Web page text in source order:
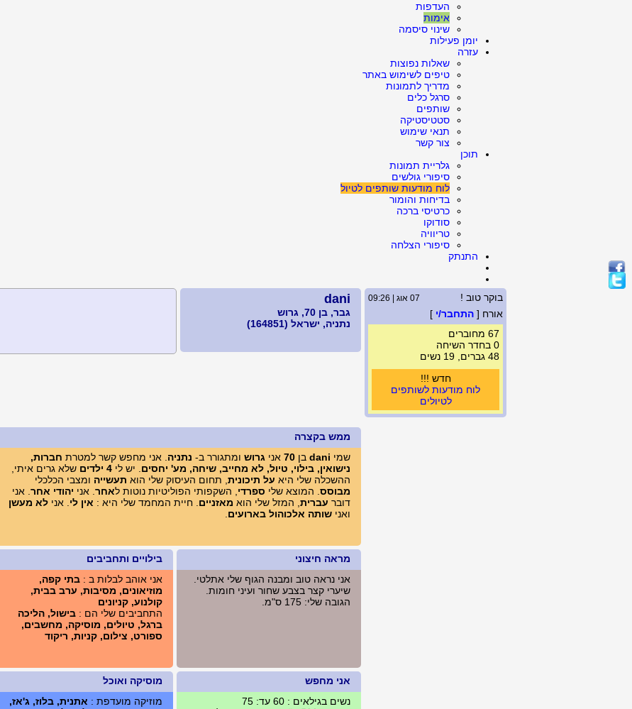
העדפות
אימות
שינוי סיסמה
יומן פעילות
עזרה
שאלות נפוצות
טיפים לשימוש באתר
מדריך לתמונות
סרגל כלים
שותפים
סטטיסטיקה
תנאי שימוש
צור קשר
תוכן
גלריית תמונות
סיפורי גולשים
לוח מודעות שותפים לטיול
בדיחות והומור
כרטיסי ברכה
סודוקו
טריוויה
סיפורי הצלחה
התנתק
בוקר טוב ! 07 אוג | 09:26
אורח [ התחבר/י ]
67 מחוברים
0 בחדר השיחה
48 גברים, 19 נשים
חדש !!!
לוח מודעות לשותפים
לטיולים
dani
גבר, בן 70, גרוש
נתניה, ישראל (164851)
ממש בקצרה
שמי dani בן 70 אני גרוש ומתגורר ב- נתניה . אני מחפש קשר למטרת חברות,
נישואין, בילוי, טיול, לא מחייב, שיחה, מע' יחסים . יש לי 4 ילדים
שלא גרים איתי,
ההשכלה שלי היא על תיכונית , תחום העיסוק שלי הוא תעשייה ומצבי הכלכלי
מבוסס . המוצא שלי ספרדי , השקפותי הפוליטיות נוטות לאחר . אני יהודי אחר . אני
דובר עברית , המזל שלי הוא מאזניים . חיית המחמד שלי היא : אין לי . אני לא מעשן
ואני שותה אלכוהול בארועים
מראה חיצוני
אני נראה טוב ומבנה הגוף שלי אתלטי.
שיערי קצר בצבע שחור ועיני חומות.
הגובה שלי: 175 ס"מ.
אני מחפש
נשים בגילאים : 60 עד: 75
בילויים ותחביבים
אני אוהב לבלות ב : בתי קפה,
מוזיאונים, מסיבות, ערב בבית,
קולנוע, קניונים
התחביבים שלי הם : בישול, הליכה
ברגל, טיולים, מוסיקה, מחשבים,
ספורט, צילום, קניות, ריקוד
מוסיקה ואוכל
מוזיקה מועדפת : אתנית, בלוז, ג'אז,